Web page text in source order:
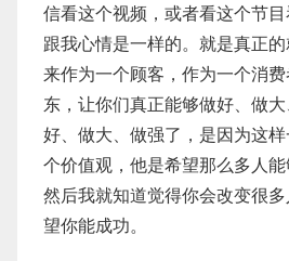
信看这个视频，或者看这个节目
跟我心情是一样的。就是真正
来作为一个顾客，作为一个消
东，让你们真正能够做好、做
好、做大、做强了，是因为这
个价值观，他是希望那么多人能
然后我就知道觉得你会改变很
望你能成功。